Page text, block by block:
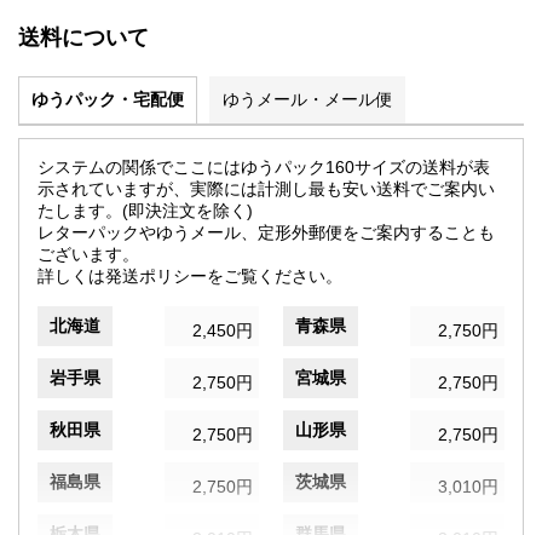
送料について
ゆうパック・宅配便 ゆうメール・メール便
システムの関係でここにはゆうパック160サイズの送料が表
示されていますが、実際には計測し最も安い送料でご案内い
たします。(即決注文を除く)
レターパックやゆうメール、定形外郵便をご案内することも
ございます。
詳しくは発送ポリシーをご覧ください。
北海道 2,450円 青森県 2,750円
岩手県 2,750円 宮城県 2,750円
秋田県 2,750円 山形県 2,750円
福島県 2,750円 茨城県 3,010円